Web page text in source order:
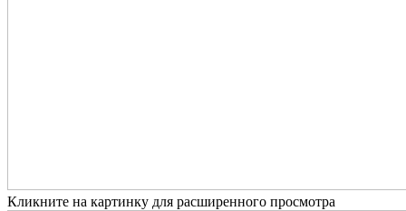
Кликните на картинку для расширенного просмотра